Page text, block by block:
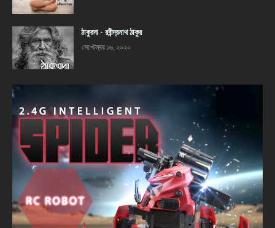
ঠাকুরদা - রবীন্দ্রনাথ ঠাকুর
সেপ্টেম্বর ১৬, ২০২০